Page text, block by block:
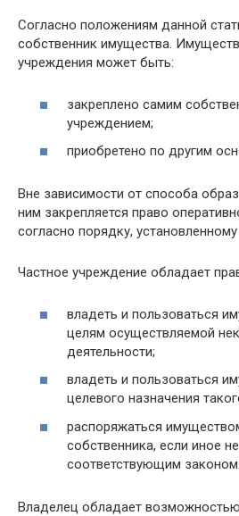
Согласно положениям данной
собственник имущества.
учреждения может быть:
закреплено самим
учреждением;
приобретено по другим
Вне зависимости от способа
ним закрепляется право
согласно порядку,
Частное учреждение обладает
владеть и пользоваться
целям осуществляемой
деятельности;
владеть и пользоваться
целевого назначения
распоряжаться
собственника, если иное
соответствующим законом.
Владелец обладает